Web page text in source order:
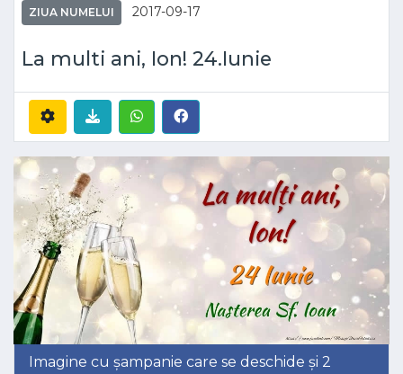
ZIUA NUMELUI 2017-09-17
La multi ani, Ion! 24.Iunie
Imagine cu șampanie care se deschide și 2